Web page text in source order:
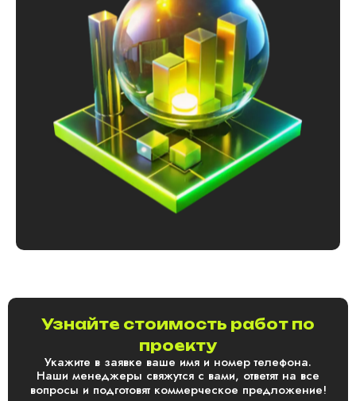
Узнайте стоимость работ по
проекту
Укажите в заявке ваше имя и номер телефона.
Наши менеджеры свяжутся с вами, ответят на все
вопросы и подготовят коммерческое предложение!